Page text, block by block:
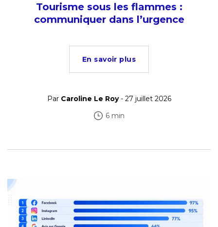
Tourisme sous les flammes :
communiquer dans l’urgence
En savoir plus
Par Caroline Le Roy- 27 juillet 2026
6 min